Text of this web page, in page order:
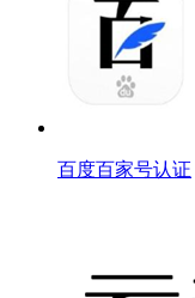
百度百家号认证